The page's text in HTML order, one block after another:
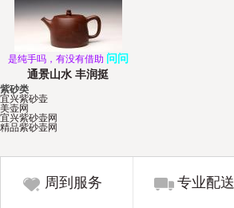
是纯手吗，有没有借助 问问
通景山水 丰润挺
紫砂类
宜兴紫砂壶
美壶网
宜兴紫砂壶网
精品紫砂壶网
周到服务 专业配送